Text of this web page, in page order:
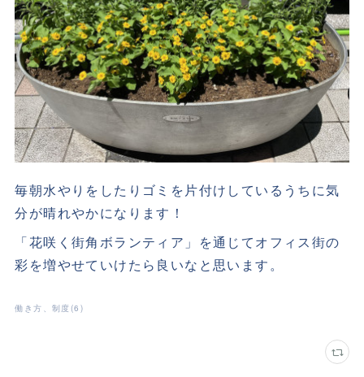
毎朝水やりをしたりゴミを片付けしているうちに気
分が晴れやかになります！
「花咲く街角ボランティア」を通じてオフィス街の
彩を増やせていけたら良いなと思います。
働き方、制度 (6 )